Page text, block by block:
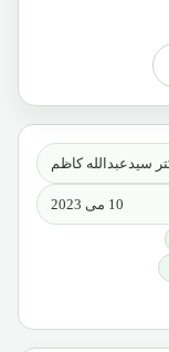
سیدعبدالله کاظم
10 می 2023